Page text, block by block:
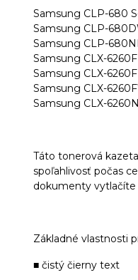
Samsung CLP-680
Samsung CLP-
Samsung CLP-
Samsung CLX-
Samsung CLX-
Samsung CLX-
Samsung CLX-
Táto tonerová
spoľahlivosť počas
dokumenty vytlačíte
Základné vlastnosti
■ čistý čierny text